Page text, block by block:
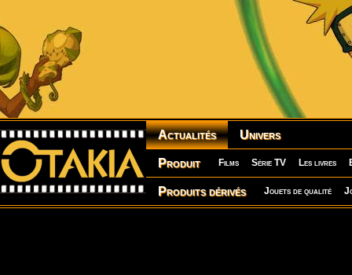
Actualités Univers
Produit Films Série TV Les livres
Produits dérivés Jouets de qualité